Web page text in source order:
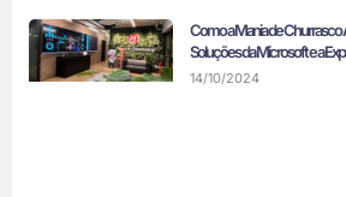
Como a Mania de
Soluções da Microsoft e a
14/10/2024